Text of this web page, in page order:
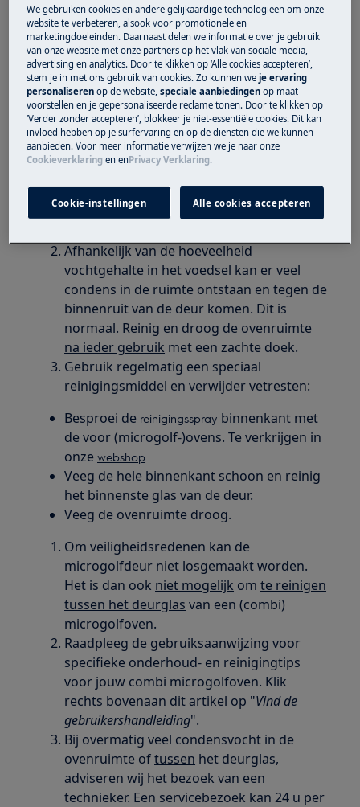
Heeft betrekking op
Combi microgolfoven
Oplossing
Wanneer voedsel verwarmd wordt in de
microgolfoven, zal er vocht vrijkomen
de ovenruimte gaan zitten. Dek daarom
het te bereiden voedsel af met een
Afhankelijk van de hoeveelheid
vochtgehalte in het voedsel kan er veel
condens in de ruimte ontstaan en tegen de
binnenruit van de deur komen. Dit is
normaal. Reinig en droog de ovenruimte
na ieder gebruik met een zachte doek.
Gebruik regelmatig een speciaal
reinigingsmiddel en verwijder vetresten:
Besproei de reinigingsspray binnenkant met
de voor (microgolf-)ovens. Te verkrijgen in
onzewebshop
Veeg de hele binnenkant schoon en reinig
het binnenste glas van de deur.
Veeg de ovenruimte droog.
Om veiligheidsredenen kan de
microgolfdeur niet losgemaakt worden.
Het is dan ook niet mogelijk omte reinigen
tussen het deurglas van een (combi)
microgolfoven.
Raadpleeg de gebruiksaanwijzing voor
specifieke onderhoud- en reinigingtips
voor jouw combi microgolfoven. Klik
rechts bovenaan dit artikel op "Vind de
gebruikershandleiding".
Bij overmatig veel condensvocht in de
ovenruimte oftussen het deurglas,
adviseren wij het bezoek van een
technieker. Een servicebezoek kan 24 u per
We gebruiken cookies en andere gelijkaardige technologieën om onze
website te verbeteren, alsook voor promotionele en
marketingdoeleinden. Daarnaast delen we informatie over je gebruik
van onze website met onze partners op het vlak van sociale media,
advertising en analytics. Door te klikken op ‘Alle cookies accepteren’,
stem je in met ons gebruik van cookies. Zo kunnen weje ervaring
personaliseren op de website,speciale aanbiedingen op maat
voorstellen en je gepersonaliseerde reclame tonen. Door te klikken op
‘Verder zonder accepteren’, blokkeer je niet-essentiële cookies. Dit kan
invloed hebben op je surfervaring en op de diensten die we kunnen
aanbieden. Voor meer informatie verwijzen we je naar onze
Cookieverklaring enenPrivacy Verklaring.
Cookie-instellingen Alle cookies accepteren